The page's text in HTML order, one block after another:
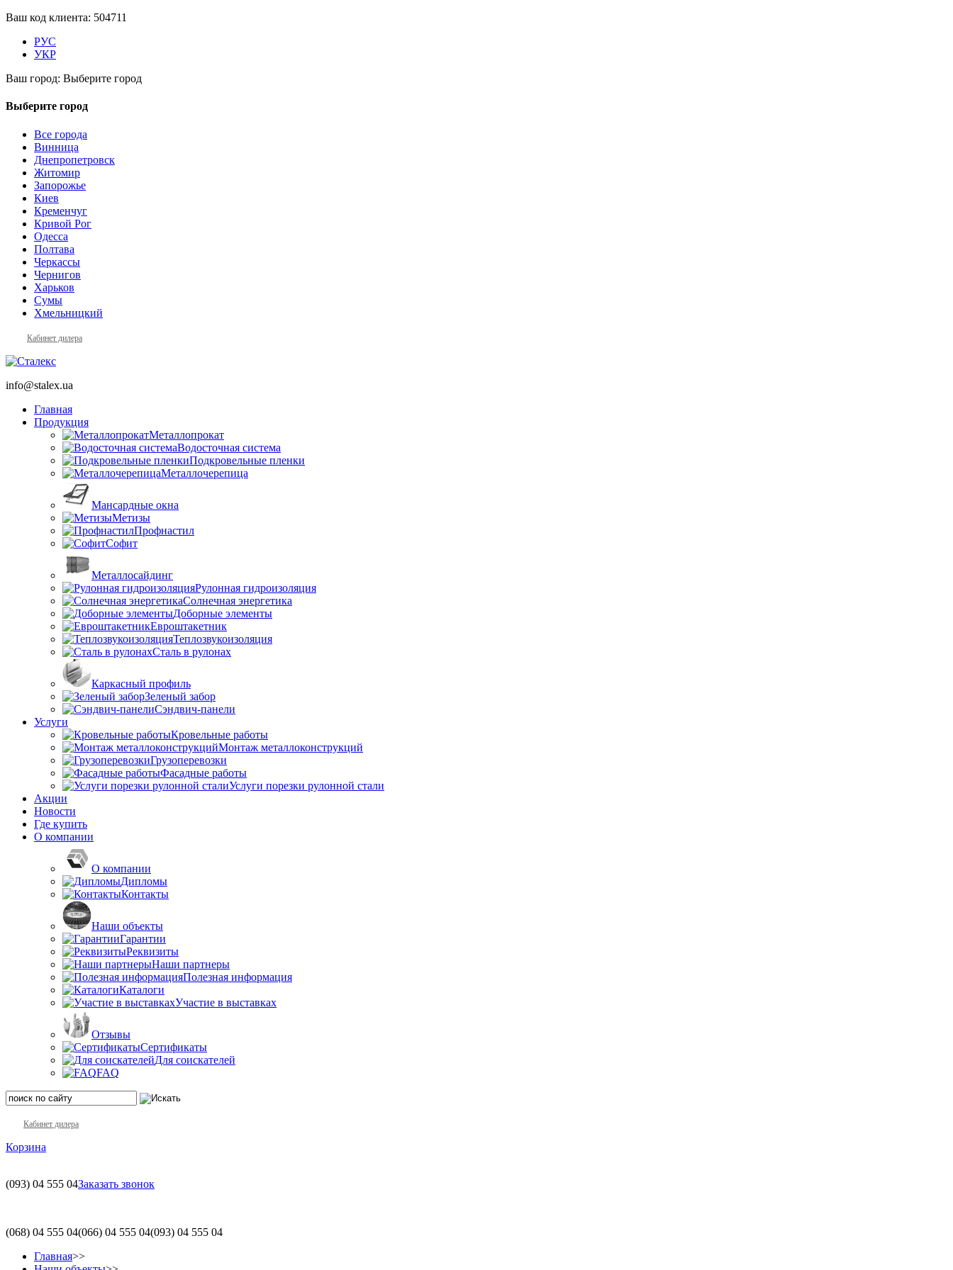
Ваш код клиента: 504711
РУС
УКР
Ваш город: Выберите город
Выберите город
Все города
Винница
Днепропетровск
Житомир
Запорожье
Киев
Кременчуг
Кривой Рог
Одесса
Полтава
Черкассы
Чернигов
Харьков
Сумы
Хмельницкий
Кабинет дилера
info@stalex.ua
Главная
Продукция
Металлопрокат
Водосточная система
Подкровельные пленки
Металлочерепица
Мансардные окна
Метизы
Профнастил
Софит
Металлосайдинг
Рулонная гидроизоляция
Солнечная энергетика
Доборные элементы
Евроштакетник
Теплозвукоизоляция
Сталь в рулонах
Каркасный профиль
Зеленый забор
Сэндвич-панели
Услуги
Кровельные работы
Монтаж металлоконструкций
Грузоперевозки
Фасадные работы
Услуги порезки рулонной стали
Акции
Новости
Где купить
О компании
О компании
Дипломы
Контакты
Наши объекты
Гарантии
Реквизиты
Наши партнеры
Полезная информация
Каталоги
Участие в выставках
Отзывы
Сертификаты
Для соискателей
FAQ
Кабинет дилера
Корзина
(093) 04 555 04Заказать звонок
(068) 04 555 04(066) 04 555 04(093) 04 555 04
Главная>>